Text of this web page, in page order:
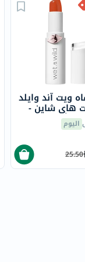
ويت آند وايلد
هاي شاين -
أليرم
اليوم
25.50